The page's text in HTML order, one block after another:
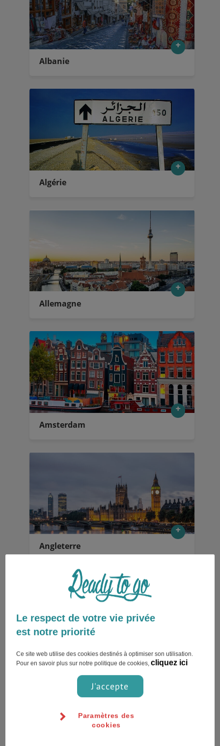
Albanie
Algérie
Allemagne
Amsterdam
Angleterre
Anvers
Le respect de votre vie privée
est notre priorité
Ce site web utilise des cookies destinés à optimiser son utilisation.
Pour en savoir plus sur notre politique de cookies,cliquez ici
J'accepte
Paramètres des
cookies